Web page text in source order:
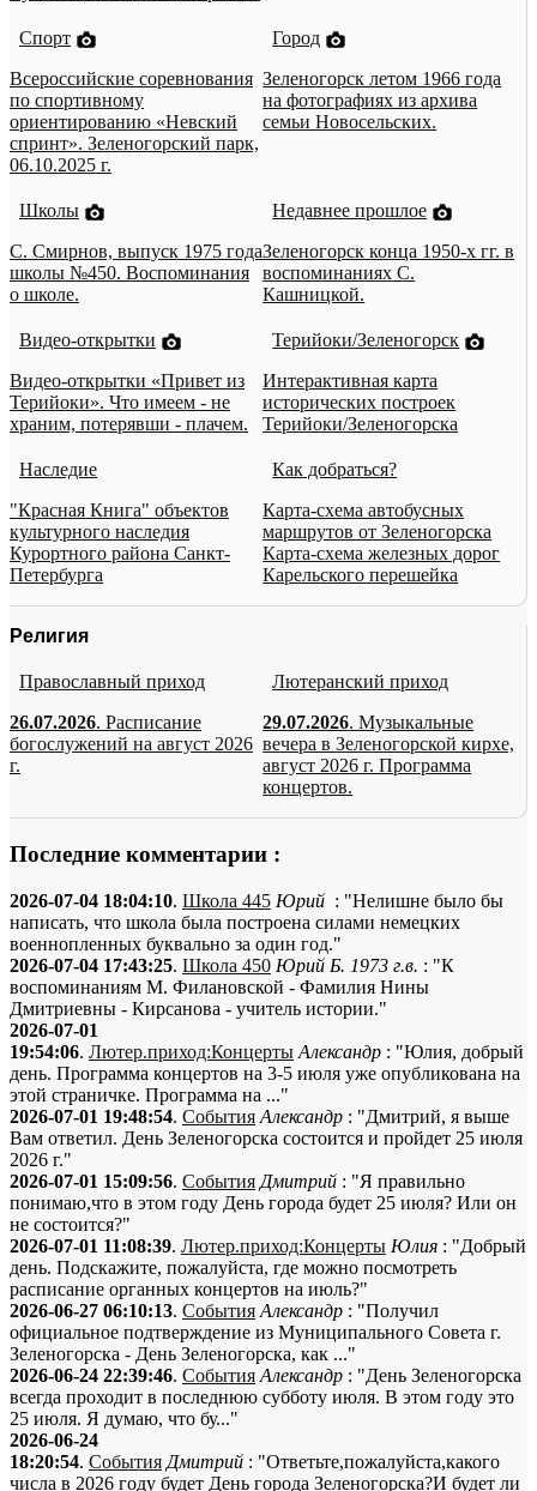
Спорт
Всероссийские соревнования
по спортивному
ориентированию «Невский
спринт». Зеленогорский парк,
06.10.2025 г.
Город
Зеленогорск летом 1966 года
на фотографиях из архива
семьи Новосельских.
Школы
С. Смирнов, выпуск 1975 года
школы №450. Воспоминания
о школе.
Недавнее прошлое
Зеленогорск конца 1950-х гг. в
воспоминаниях С.
Кашницкой.
Видео-открытки
Видео-открытки «Привет из
Терийоки». Что имеем - не
храним, потерявши - плачем.
Терийоки/Зеленогорск
Интерактивная карта
исторических построек
Терийоки/Зеленогорска
Наследие
"Красная Книга" объектов
культурного наследия
Курортного района Санкт-
Петербурга
Как добраться?
Карта-схема автобусных
маршрутов от Зеленогорска
Карта-схема железных дорог
Карельского перешейка
Религия
Православный приход
26.07.2026. Расписание
богослужений на август 2026
г.
Лютеранский приход
29.07.2026. Музыкальные
вечера в Зеленогорской кирхе,
август 2026 г. Программа
концертов.
Последние комментарии :
2026-07-04 18:04:10. Школа 445 Юрий : "Нелишне было бы
написать, что школа была построена силами немецких
военнопленных буквально за один год."
2026-07-04 17:43:25. Школа 450 Юрий Б. 1973 г.в. : "К
воспоминаниям М. Филановской - Фамилия Нины
Дмитриевны - Кирсанова - учитель истории."
2026-07-01
19:54:06. Лютер.приход:Концерты Александр : "Юлия, добрый
день. Программа концертов на 3-5 июля уже опубликована на
этой страничке. Программа на ..."
2026-07-01 19:48:54. События Александр : "Дмитрий, я выше
Вам ответил. День Зеленогорска состоится и пройдет 25 июля
2026 г."
2026-07-01 15:09:56. События Дмитрий : "Я правильно
понимаю,что в этом году День города будет 25 июля? Или он
не состоится?"
2026-07-01 11:08:39. Лютер.приход:Концерты Юлия : "Добрый
день. Подскажите, пожалуйста, где можно посмотреть
расписание органных концертов на июль?"
2026-06-27 06:10:13. События Александр : "Получил
официальное подтверждение из Муниципального Совета г.
Зеленогорска - День Зеленогорска, как ..."
2026-06-24 22:39:46. События Александр : "День Зеленогорска
всегда проходит в последнюю субботу июля. В этом году это
25 июля. Я думаю, что бу..."
2026-06-24
18:20:54. События Дмитрий : "Ответьте,пожалуйста,какого
числа в 2026 году будет День города Зеленогорска?И будет ли